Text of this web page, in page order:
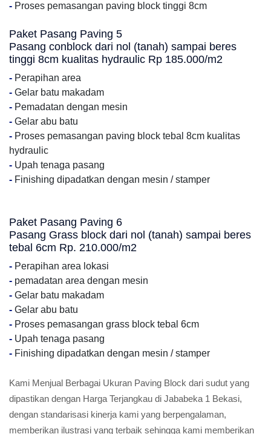
- Proses pemasangan paving block tinggi 8cm
Paket Pasang Paving 5
Pasang conblock dari nol (tanah) sampai beres
tinggi 8cm kualitas hydraulic Rp 185.000/m2
- Perapihan area
- Gelar batu makadam
- Pemadatan dengan mesin
- Gelar abu batu
- Proses pemasangan paving block tebal 8cm kualitas
hydraulic
- Upah tenaga pasang
- Finishing dipadatkan dengan mesin / stamper
Paket Pasang Paving 6
Pasang Grass block dari nol (tanah) sampai beres
tebal 6cm Rp. 210.000/m2
- Perapihan area lokasi
- pemadatan area dengan mesin
- Gelar batu makadam
- Gelar abu batu
- Proses pemasangan grass block tebal 6cm
- Upah tenaga pasang
- Finishing dipadatkan dengan mesin / stamper
Kami Menjual Berbagai Ukuran Paving Block dari sudut yang
dipastikan dengan Harga Terjangkau di Jababeka 1 Bekasi,
dengan standarisasi kinerja kami yang berpengalaman,
memberikan ilustrasi yang terbaik sehingga kami memberikan